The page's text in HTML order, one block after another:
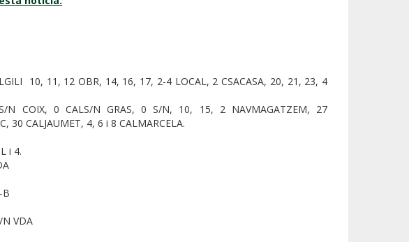
10, 11, 12 OBR, 14, 16, 17, 2-4 LOCAL, 2 CSACASA, 20, 21, 23, 4
COIX, 0 CALS/N GRAS, 0 S/N, 10, 15, 2 NAVMAGATZEM, 27
30 CALJAUMET, 4, 6 i 8 CALMARCELA.
i 4.
B
N VDA